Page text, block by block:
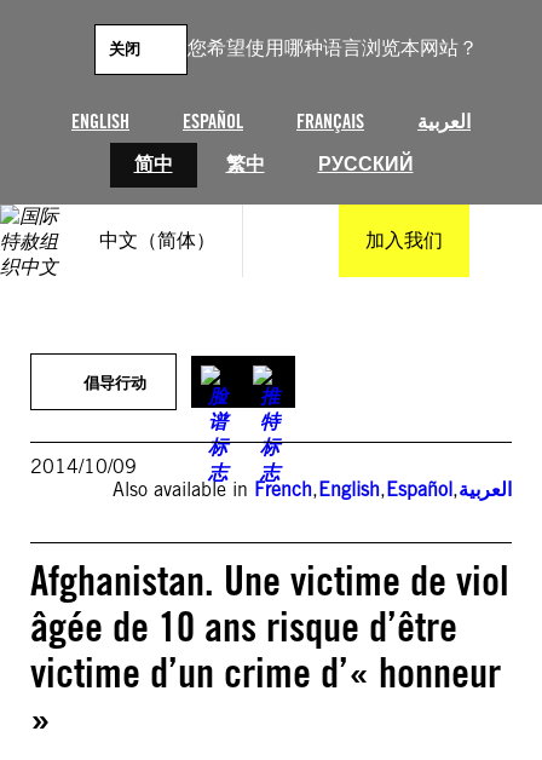
您希望使用哪种语言浏览本网站？
ENGLISH ESPAÑOL FRANÇAIS
العربية
简中
繁中 РУССКИЙ
关闭
中文（简体） 加入我们
倡导行动
2014/10/09
Also available in French,English,Español,العربية
Afghanistan. Une victime de viol
âgée de 10 ans risque d’être
victime d’un crime d’« honneur
»